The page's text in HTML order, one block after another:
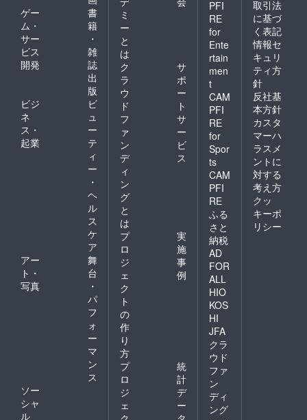
ゲー
ム・
サー
ビス
開発
書
籍
・
雑
誌
出
版
ビジ
ネ
ス・
起業
ビ
ュ
ー
テ
ィ
ー
・
ヘ
ル
ス
ケ
ア
アー
ト・
写真
舞
台
・
パ
フ
ォ
ー
マ
ン
ス
ソー
シャ
ル
ミ
ー
と
は
ク
ラ
ウ
ド
フ
ァ
ン
デ
ィ
ン
グ
と
は
サ
ポ
ー
ト
サ
ー
ビ
ス
プ
ロ
ジ
ェ
ク
ト
の
作
り
方
実
施
事
例
プ
ロ
ジ
ェ
統
計
デ
ー
PFI
RE
for
Ente
rtain
men
t
CAM
PFI
RE
for
Spor
ts
CAM
PFI
RE
ふる
さと
納税
AD
FOR
ALL
HIO
KOS
HI
JFA
クラ
ウド
ファ
ン
ディ
ング
取引法
に基づ
く表記
情報セ
キュリ
ティ方
針
反社基
本方針
カスタ
マーハ
ラスメ
ントに
対する
考え方
クッ
キーポ
リシー